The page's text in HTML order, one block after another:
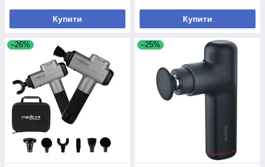
Купити Купити
–26% –25%